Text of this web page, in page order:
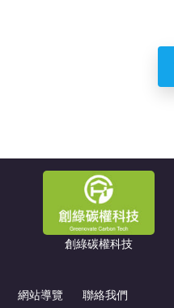
創綠碳權科技
網站導覽 聯絡我們